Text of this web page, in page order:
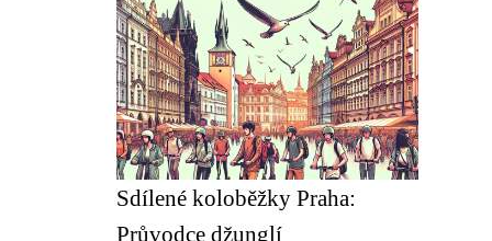
Sdílené koloběžky Praha:
Průvodce džunglí